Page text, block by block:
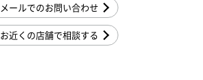
メールでのお問い合わせ
お近くの店舗で相談する